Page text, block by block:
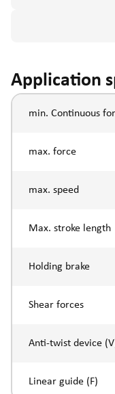
Application
min. Continuous
max. force
max. speed
Max. stroke length
Holding brake
Shear forces
Anti-twist device
Linear guide (F)